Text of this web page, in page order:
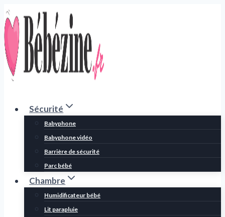
Aller
au
contenu
Sécurité
Babyphone
Babyphone vidéo
Barrière de sécurité
Parc bébé
Chambre
Humidificateur bébé
Lit parapluie